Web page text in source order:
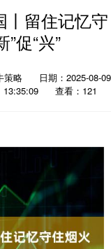
丨留住记忆守
促“兴”
策略
日期：2025-08-09
13:35:09
查看：121